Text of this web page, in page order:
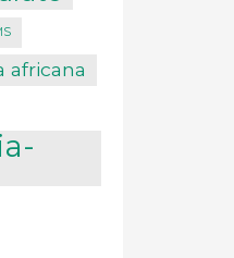
africana